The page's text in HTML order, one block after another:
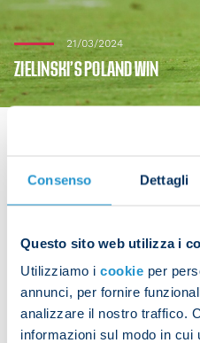
Consenso Dettagli
Questo sito web utilizza i
Utilizziamo i cookie per
annunci, per fornire
analizzare il nostro traffico.
informazioni sul modo in
21/03/2024
ZIELINSKI’S POLAND WIN
Poland’s Euro 2024
the Poles won 5-1.
Zielinski scored his
for 80 minutes.